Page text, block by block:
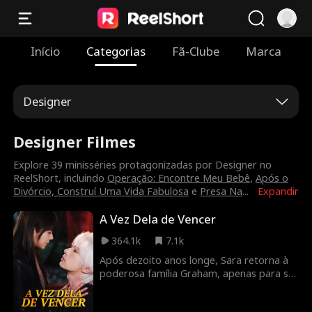
Início Categorias Fã-Clube Marca
Designer
Designer Filmes
Expandir
Explore 39 minisséries protagonizadas por Designer no
ReelShort, incluindoOperação: Encontre Meu Bebê,Após o
Divórcio, Construí Uma Vida Fabulosa e Presa Na...
A Vez Dela de Vencer
364.1k
7.1k
Após dezoito anos longe, Sara retorna à
poderosa família Graham, apenas para ser